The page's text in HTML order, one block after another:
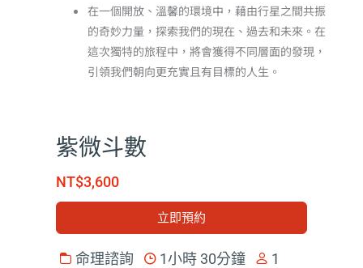
在一個開放、溫馨的環境中，藉由行星之間共振
的奇妙力量，探索我們的現在、過去和未來。在
這次獨特的旅程中，將會獲得不同層面的發現，
引領我們朝向更充實且有目標的人生。
紫微斗數
NT$3,600
立即預約
命理諮詢 1小時 30分鐘 1